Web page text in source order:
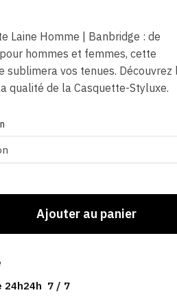
Laine Homme​ | Banbridge : de
hommes et femmes, cette
sublimera vos tenues. Découvrez
qualité de la Casquette-Styluxe.
Ajouter au panier
24h24h 7 / 7